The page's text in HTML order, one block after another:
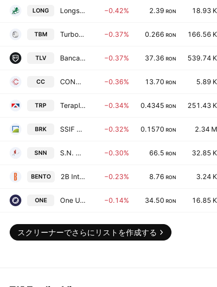
LONG Longshield Investment Group SA −0.42% 2.39 RON 18.93 K
TBM Turbomecanica SA −0.37% 0.266 RON 166.56 K
TLV Banca Transilvania SA −0.37% 37.36 RON 539.74 K
CC CONNECTIONS CONSULT S.A. −0.36% 13.70 RON 5.89 K
TRP Teraplast SA −0.34% 0.4345 RON 251.43 K
BRK SSIF BRK Financial Group SA −0.32% 0.1570 RON 2.34 M
SNN S.N. Nuclearelectrica S.A. −0.30% 66.5 RON 32.85 K
BENTO 2B Intelligent Soft S.A. −0.23% 8.76 RON 3.24 K
ONE One United Properties S.A. −0.14% 34.50 RON 16.85 K
スクリーナーでさらにリストを作成する